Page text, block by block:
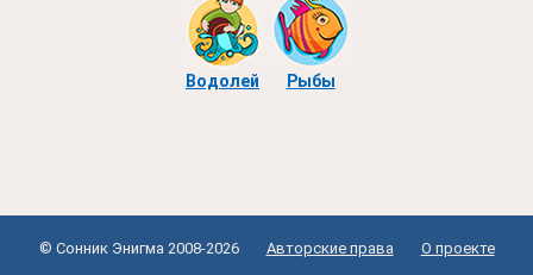
Водолей Рыбы
© Сонник Энигма 2008-2026 Авторские права О проекте